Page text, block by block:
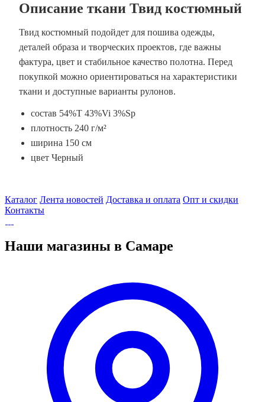
Описание ткани Твид костюмный
Твид костюмный подойдет для пошива одежды,
деталей образа и творческих проектов, где важны
фактура, цвет и стабильное качество полотна. Перед
покупкой можно ориентироваться на характеристики
ткани и доступные варианты рулонов.
состав 54%Т 43%Vi 3%Sp
плотность 240 г/м²
ширина 150 см
цвет Черный
Каталог Лента новостей Доставка и оплата Опт и скидки
Контакты
Наши магазины в Самаре